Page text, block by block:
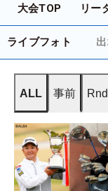
大会TOP リー
ライブフォト
ALL 事前